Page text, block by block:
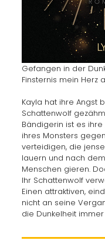
Gefangen in der
Finsternis mein Herz
Kayla hat ihre Angst
Schattenwolf
Bändigerin ist es
ihres Monsters
verteidigen, die
lauern und nach
Menschen gieren.
Ihr Schattenwolf
Einen attraktiven,
nicht an seine
die Dunkelheit